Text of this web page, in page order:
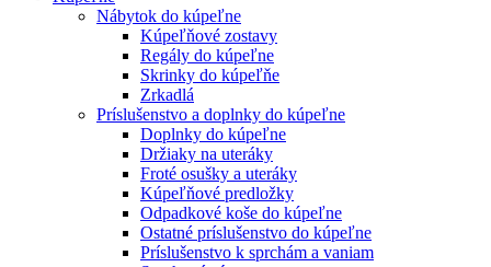
Nábytok do kúpeľne
Kúpeľňové zostavy
Regály do kúpeľne
Skrinky do kúpeľňe
Zrkadlá
Príslušenstvo a doplnky do kúpeľne
Doplnky do kúpeľne
Držiaky na uteráky
Froté osušky a uteráky
Kúpeľňové predložky
Odpadkové koše do kúpeľne
Ostatné príslušenstvo do kúpeľne
Príslušenstvo k sprchám a vaniam